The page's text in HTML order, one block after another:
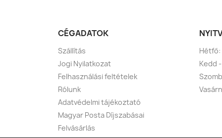
CÉGADATOK
Szállítás
Jogi Nyilatkozat
Felhasználási feltételek
Rólunk
Adatvédelmi tájékoztató
Magyar Posta Díjszabásai
Felvásárlás
Hétfő:
Kedd